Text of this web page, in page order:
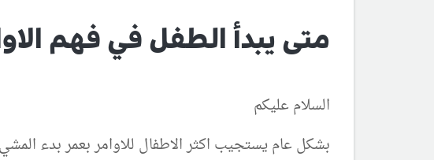
متى يبدأ الطفل في فهم
السلام عليكم
بشكل عام يستجيب اكثر الاطفال للاوامر بعمر بدء المشي